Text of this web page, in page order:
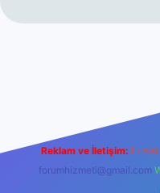
Reklam ve İletişim: E-
forumhizmeti@gmail.com